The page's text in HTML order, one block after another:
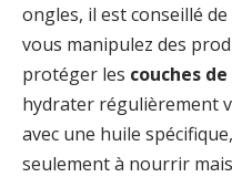
ongles, il est conseillé
vous manipulez des
protéger les couches
hydrater régulièrement
avec une huile
seulement à nourrir